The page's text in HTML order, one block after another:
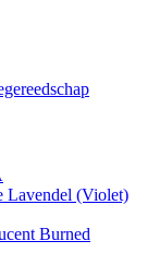
Lavendel (Violet)
Burned